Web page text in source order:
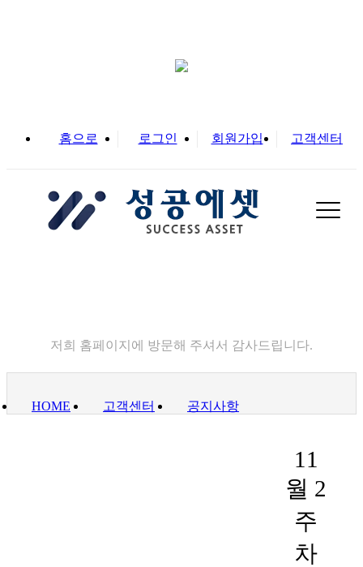
홈으로 로그인 회원가입 고객센터
저희 홈페이지에 방문해 주셔서 감사드립니다.
HOME 고객센터 공지사항
11
월 2
주
차